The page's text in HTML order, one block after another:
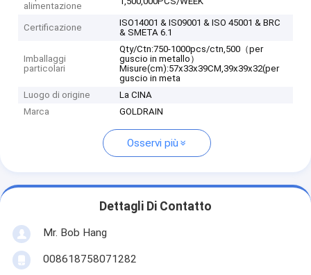
alimentazione
Certificazione
ISO14001 & IS09001 & ISO 45001 & BRC
& SMETA 6.1
Imballaggi
particolari
Qty/Ctn:750-1000pcs/ctn,500（per
guscio in metallo）
Misure(cm):57x33x39CM,39x39x32(per
guscio in meta
Luogo di origine
La CINA
Marca
GOLDRAIN
Osservi più
Dettagli Di Contatto
Mr. Bob Hang
008618758071282